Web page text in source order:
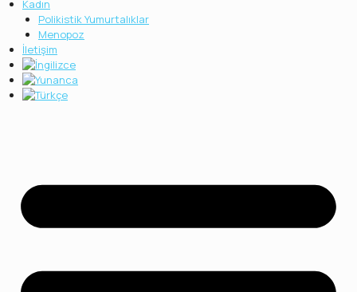
Kadın
Polikistik Yumurtalıklar
Menopoz
İletişim